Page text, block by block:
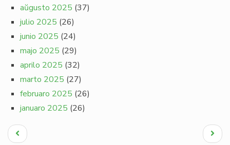
aŭgusto 2025 (37)
julio 2025 (26)
junio 2025 (24)
majo 2025 (29)
aprilo 2025 (32)
marto 2025 (27)
februaro 2025 (26)
januaro 2025 (26)
Pagination
Antaŭa
Next